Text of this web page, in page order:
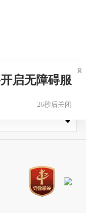
启无障碍服
25秒后关闭
